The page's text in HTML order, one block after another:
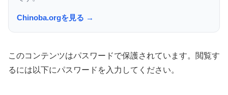
Chinoba.orgを見る →
このコンテンツはパスワードで保護されています。閲覧す
るには以下にパスワードを入力してください。